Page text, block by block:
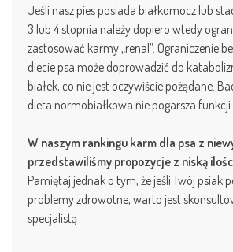
Jeśli nasz pies posiada białkomocz lub
3 lub 4 stopnia należy dopiero wtedy
zastosować karmy „renal”. Ograniczenie
diecie psa może doprowadzić do
białek, co nie jest oczywiście pożądane.
dieta normobiałkowa nie pogarsza funkcji
W naszym rankingu karm dla psa z
przedstawiliśmy propozycje z niską
Pamiętaj jednak o tym, że jeśli Twój psiak
problemy zdrowotne, warto jest
specjalistą